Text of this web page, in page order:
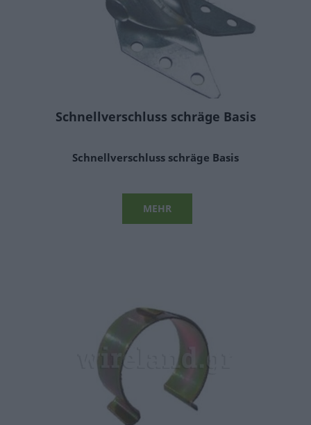
Schnellverschluss schräge Basis
Schnellverschluss schräge Basis
MEHR